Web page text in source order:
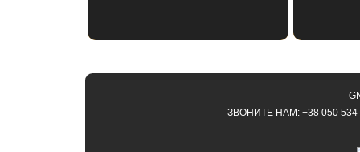
ЗВОНИТЕ НАМ: +38 050 534-